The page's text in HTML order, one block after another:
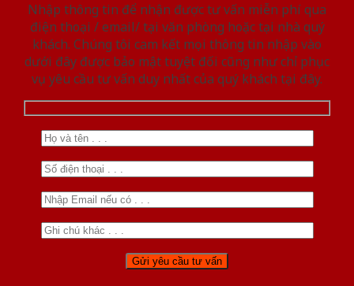
Nhập thông tin để nhận được tư vấn miễn phí qua
điện thoại / email/ tại văn phòng hoặc tại nhà quý
khách. Chúng tôi cam kết mọi thông tin nhập vào
dưới đây được bảo mật tuyệt đối cũng như chỉ phục
vụ yêu cầu tư vấn duy nhất của quý khách tại đây.